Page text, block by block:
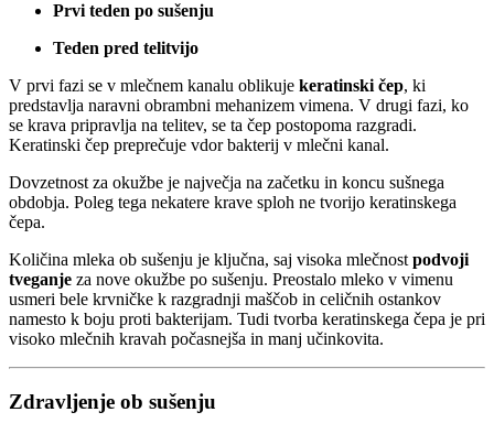
Prvi teden po sušenju
Teden pred telitvijo
V prvi fazi se v mlečnem kanalu oblikuje keratinski čep, ki
predstavlja naravni obrambni mehanizem vimena. V drugi fazi, ko
se krava pripravlja na telitev, se ta čep postopoma razgradi.
Keratinski čep preprečuje vdor bakterij v mlečni kanal.
Dovzetnost za okužbe je največja na začetku in koncu sušnega
obdobja. Poleg tega nekatere krave sploh ne tvorijo keratinskega
čepa.
Količina mleka ob sušenju je ključna, saj visoka mlečnost podvoji
tveganje za nove okužbe po sušenju. Preostalo mleko v vimenu
usmeri bele krvničke k razgradnji maščob in celičnih ostankov
namesto k boju proti bakterijam. Tudi tvorba keratinskega čepa je pri
visoko mlečnih kravah počasnejša in manj učinkovita.
Zdravljenje ob sušenju